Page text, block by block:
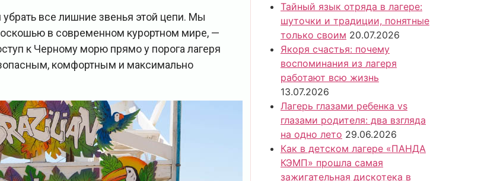
все лишние звенья этой цепи. Мы
в современном курортном мире, —
к Черному морю прямо у порога лагеря
комфортным и максимально
Тайный язык отряда в лагере:
шуточки и традиции, понятные
только своим 20.07.2026
Якоря счастья: почему
воспоминания из лагеря
работают всю жизнь
13.07.2026
Лагерь глазами ребенка vs
глазами родителя: два взгляда
на одно лето 29.06.2026
Как в детском лагере «ПАНДА
КЭМП» прошла самая
зажигательная дискотека в